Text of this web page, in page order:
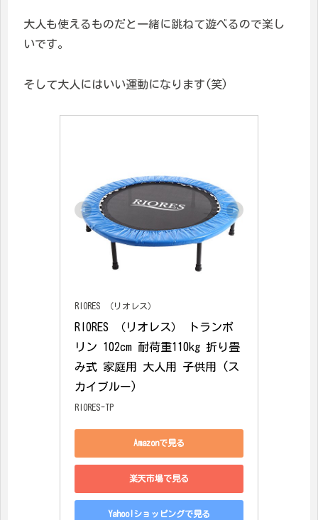
大人も使えるものだと一緒に跳ねて遊べるので楽し
いです。
そして大人にはいい運動になります(笑)
RIORES （リオレス）
RIORES （リオレス） トランポ
リン 102cm 耐荷重110kg 折り畳
み式 家庭用 大人用 子供用 (ス
カイブルー)
RIORES-TP
Amazonで見る
楽天市場で見る
Yahoo!ショッピングで見る